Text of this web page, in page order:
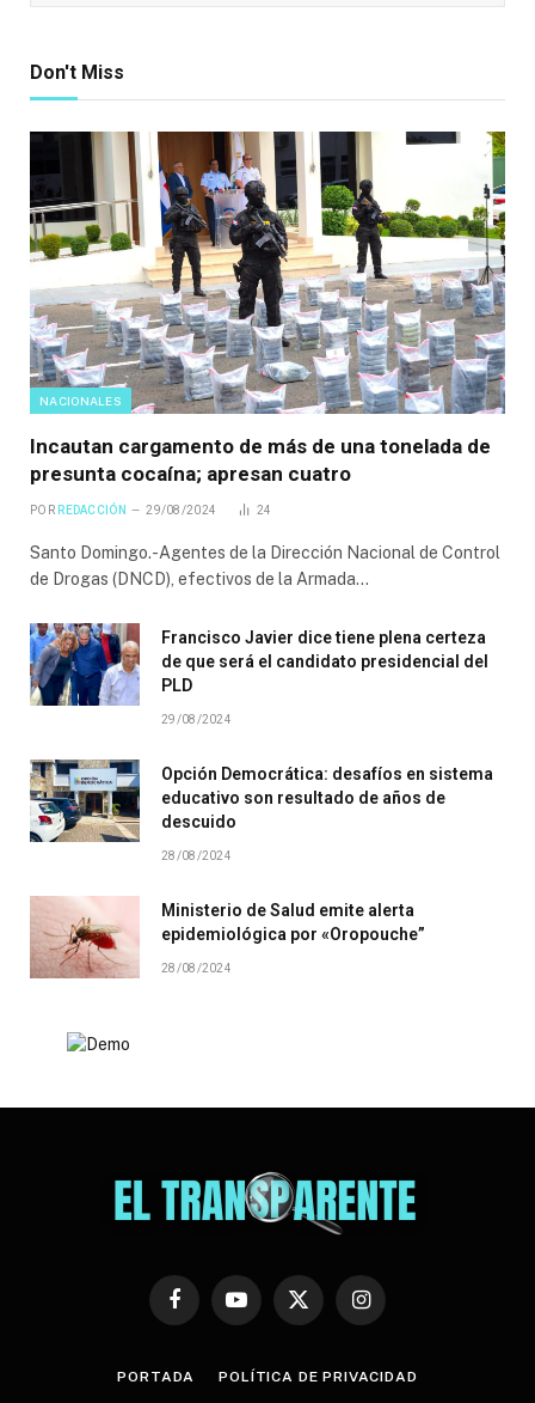
Don't Miss
NACIONALES
Incautan cargamento de más de una tonelada de
presunta cocaína; apresan cuatro
POR REDACCIÓN 29/08/2024 24
Santo Domingo.-Agentes de la Dirección Nacional de Control
de Drogas (DNCD), efectivos de la Armada…
Francisco Javier dice tiene plena certeza
de que será el candidato presidencial del
PLD
29/08/2024
Opción Democrática: desafíos en sistema
educativo son resultado de años de
descuido
28/08/2024
Ministerio de Salud emite alerta
epidemiológica por «Oropouche”
28/08/2024
FacebookYouTubeX
Instagram
PORTADA POLÍTICA DE PRIVACIDAD